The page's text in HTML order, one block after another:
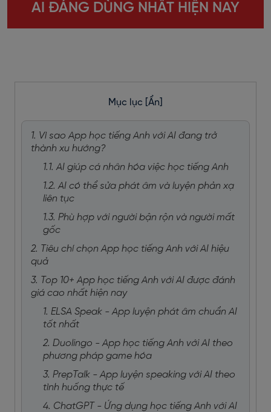
AI ĐÁNG DÙNG NHẤT HIỆN NAY
Mục lục [Ẩn]
1. Vì sao App học tiếng Anh với AI đang trở
thành xu hướng?
1.1. AI giúp cá nhân hóa việc học tiếng Anh
1.2. AI có thể sửa phát âm và luyện phản xạ
liên tục
1.3. Phù hợp với người bận rộn và người mất
gốc
2. Tiêu chí chọn App học tiếng Anh với AI hiệu
quả
3. Top 10+ App học tiếng Anh với AI được đánh
giá cao nhất hiện nay
1. ELSA Speak - App luyện phát âm chuẩn AI
tốt nhất
2. Duolingo - App học tiếng Anh với AI theo
phương pháp game hóa
3. PrepTalk - App luyện speaking với AI theo
tình huống thực tế
4. ChatGPT - Ứng dụng học tiếng Anh với AI